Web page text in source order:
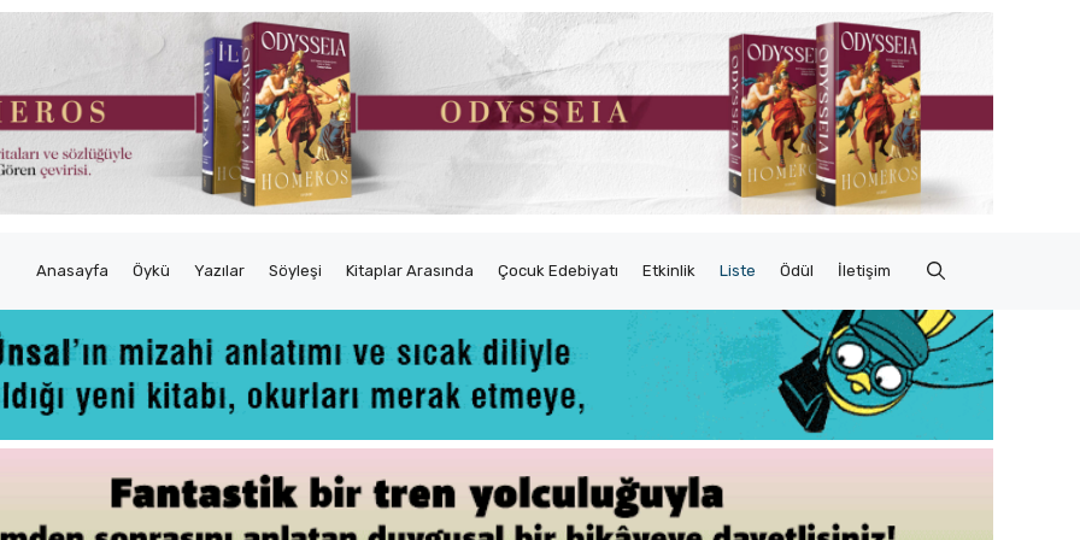
Anasayfa Öykü Yazılar Söyleşi Kitaplar Arasında Çocuk Edebiyatı Etkinlik Liste Ödül İletişim